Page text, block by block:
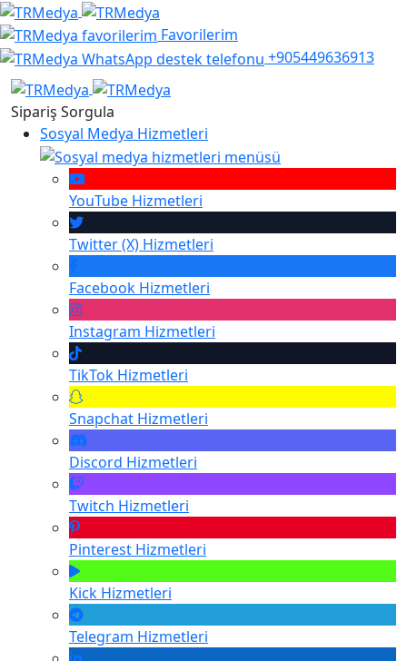
Favorilerim
+905449636913
Sipariş Sorgula
Sosyal Medya Hizmetleri
YouTube Hizmetleri
Twitter (X) Hizmetleri
Facebook Hizmetleri
Instagram Hizmetleri
TikTok Hizmetleri
Snapchat Hizmetleri
Discord Hizmetleri
Twitch Hizmetleri
Pinterest Hizmetleri
Kick Hizmetleri
Telegram Hizmetleri